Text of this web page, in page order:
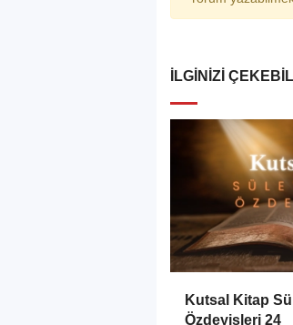
İLGINIZI
Kutsal Kitap
Özdeyişleri 24